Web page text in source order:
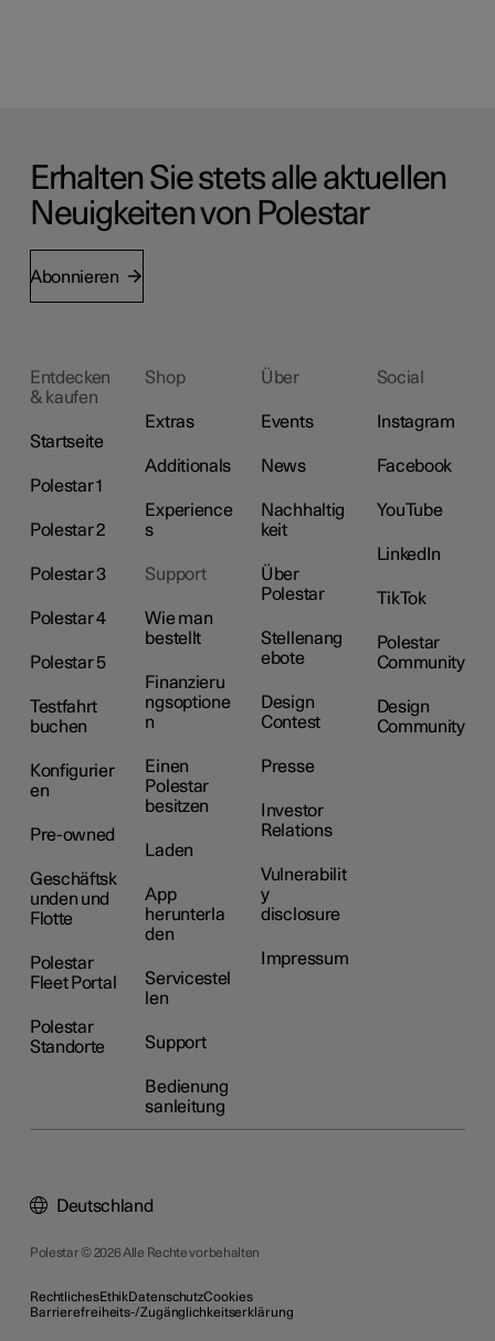
Erhalten Sie stets alle aktuellen
Neuigkeiten von Polestar
Abonnieren
Entdecken
& kaufen
Startseite
Polestar 1
Polestar 2
Polestar 3
Polestar 4
Polestar 5
Testfahrt
buchen
Konfigurier
en
Pre-owned
Geschäftsk
unden und
Flotte
Polestar
Fleet Portal
Polestar
Standorte
Shop
Extras
Additionals
Experience
s
Support
Wie man
bestellt
Finanzieru
ngsoptione
n
Einen
Polestar
besitzen
Laden
App
herunterla
den
Servicestel
len
Support
Bedienung
sanleitung
Über
Events
News
Nachhaltig
keit
Über
Polestar
Stellenang
ebote
Design
Contest
Presse
Investor
Relations
Vulnerabilit
y
disclosure
Impressum
Social
Instagram
Facebook
YouTube
LinkedIn
TikTok
Polestar
Community
Design
Community
Polestar © 2026 Alle Rechte vorbehalten
RechtlichesEthikDatenschutzCookies
Barrierefreiheits-/Zugänglichkeitserklärung
Deutschland